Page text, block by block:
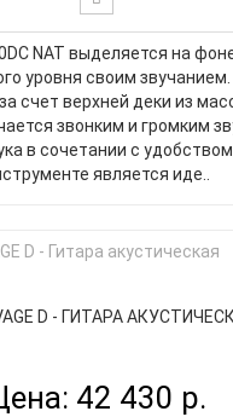
NAT выделяется на
уровня своим
счет верхней деки из
звонким и громким
в сочетании с
является иде..
D - ГИТАРА
42 430 р.